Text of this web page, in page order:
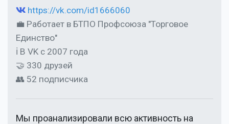
https://vk.com/id1666060
💼 Работает в БТПО Профсоюза "Торговое
Единство"
ℹ В VK с 2007 года
🤝 330 друзей
👥 52 подписчика
Мы проанализировали всю активность на